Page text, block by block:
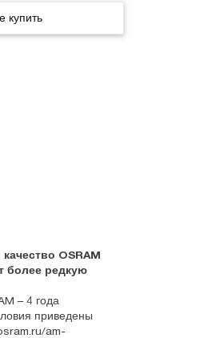
купить
OSRAM
более редкую
– 4 года
приведены
am-